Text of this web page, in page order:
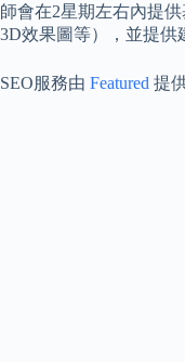
師會在2星期左右內提
3D效果圖等），並提供
SEO服務由 Featured 提